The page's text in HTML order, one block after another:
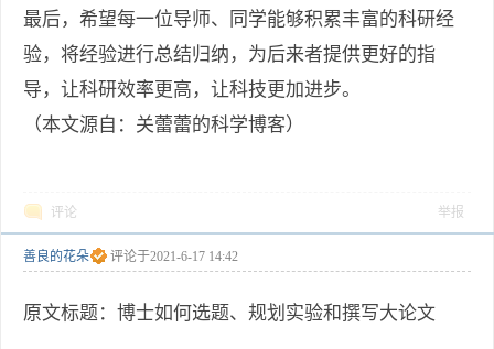
最后，希望每一位导师、同学能够积累丰富的科研经
验，将经验进行总结归纳，为后来者提供更好的指
导，让科研效率更高，让科技更加进步。
（本文源自：关蕾蕾的科学博客）
评论 举报
善良的花朵 评论于2021-6-17 14:42
原文标题：博士如何选题、规划实验和撰写大论文